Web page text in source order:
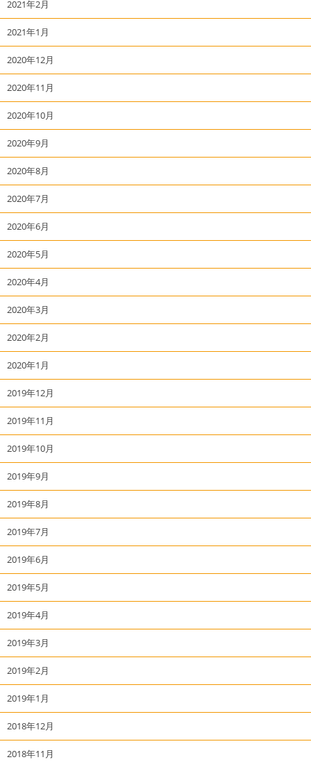
2021年2月
2021年1月
2020年12月
2020年11月
2020年10月
2020年9月
2020年8月
2020年7月
2020年6月
2020年5月
2020年4月
2020年3月
2020年2月
2020年1月
2019年12月
2019年11月
2019年10月
2019年9月
2019年8月
2019年7月
2019年6月
2019年5月
2019年4月
2019年3月
2019年2月
2019年1月
2018年12月
2018年11月